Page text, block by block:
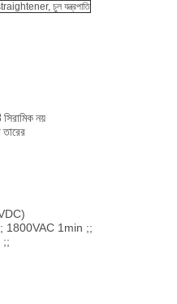
চুল যন্ত্রপাতি
নয়
তারের
1800VAC 1min ;;
;;